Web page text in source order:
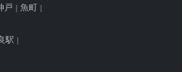
戸 魚町
駅